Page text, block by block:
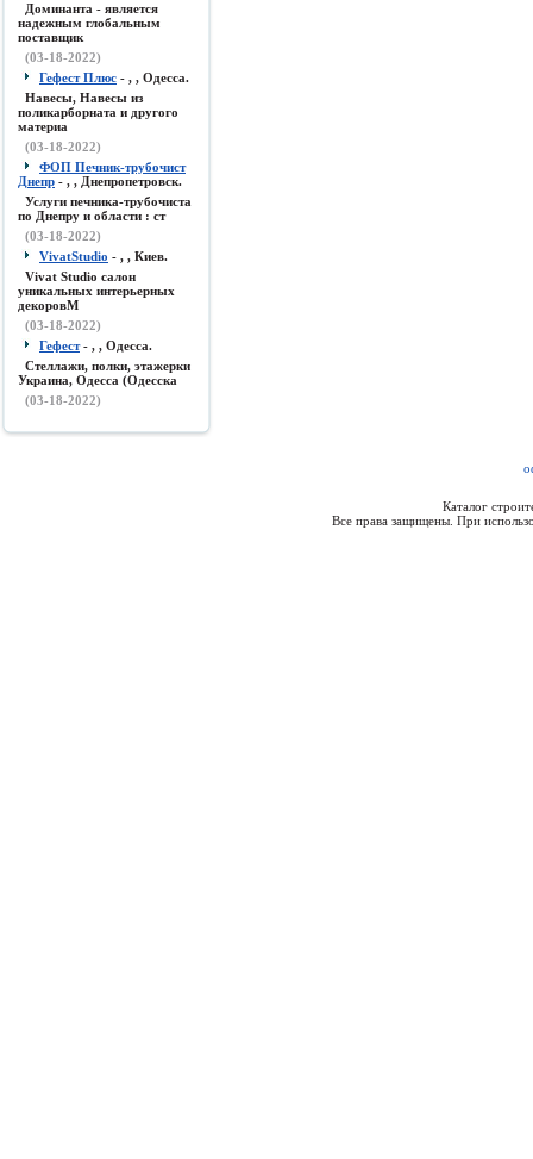
Доминанта - является
надежным глобальным
поставщик
(03-18-2022)
Гефест Плюс - , , Одесса.
Навесы, Навесы из
поликарборната и другого
материа
(03-18-2022)
ФОП Печник-трубочист
Днепр - , , Днепропетровск.
Услуги печника-трубочиста
по Днепру и области : ст
(03-18-2022)
VivatStudio - , , Киев.
Vivat Studio салон
уникальных интерьерных
декоровМ
(03-18-2022)
Гефест- , , Одесса.
Стеллажи, полки, этажерки
Украина, Одесса (Одесска
(03-18-2022)
Каталог
Все права защищены. При